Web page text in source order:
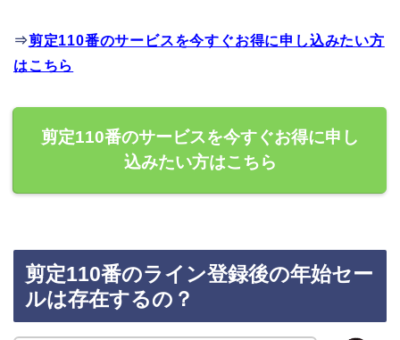
⇒剪定110番のサービスを今すぐお得に申し込みたい方
はこちら
剪定110番のサービスを今すぐお得に申し
込みたい方はこちら
剪定110番のライン登録後の年始セー
ルは存在するの？